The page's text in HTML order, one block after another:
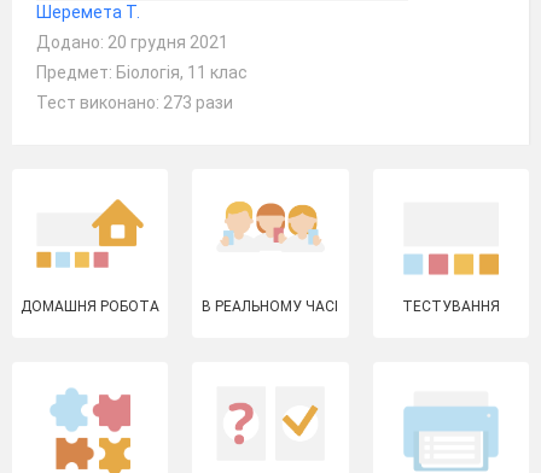
Шеремета Т.
Додано: 20 грудня 2021
Предмет: Біологія, 11 клас
Тест виконано: 273 рази
ДОМАШНЯ РОБОТА В РЕАЛЬНОМУ ЧАСІ ТЕСТУВАННЯ